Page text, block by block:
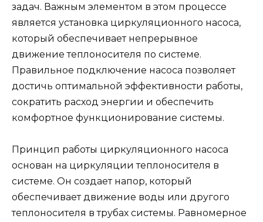
задач. Важным элементом в этом процессе
является установка циркуляционного насоса,
который обеспечивает непрерывное
движение теплоносителя по системе.
Правильное подключение насоса позволяет
достичь оптимальной эффективности работы,
сократить расход энергии и обеспечить
комфортное функционирование системы.
Принцип работы циркуляционного насоса
основан на циркуляции теплоносителя в
системе. Он создает напор, который
обеспечивает движение воды или другого
теплоносителя в трубах системы. Равномерное